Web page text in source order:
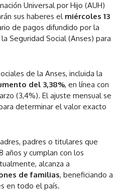
Universal por Hijo (AUH)
sus haberes el miércoles 13
de pagos difundido por la
Seguridad Social (Anses) para
de la Anses, incluida la
del 3,38%, en línea con
(3,4%). El ajuste mensual se
determinar el valor exacto
padres o titulares que
años y cumplan con los
alcanza a
de familias, beneficiando a
en todo el país.